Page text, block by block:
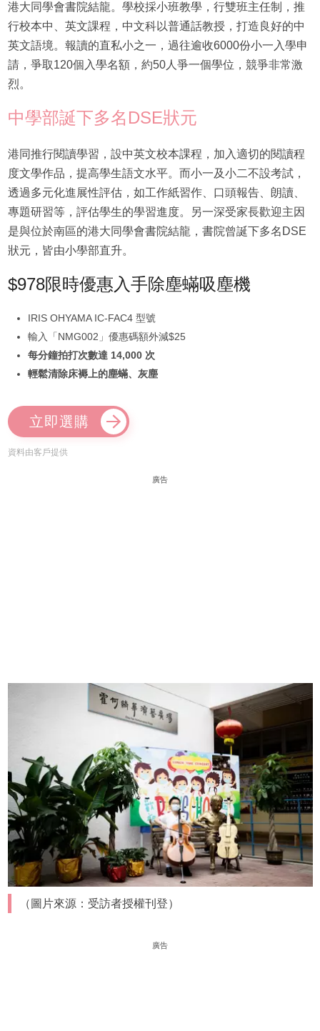
港大同學會書院結龍。學校採小班教學，行雙班主任制，推
行校本中、英文課程，中文科以普通話教授，打造良好的中
英文語境。報讀的直私小之一，過往逾收6000份小一入學申
請，爭取120個入學名額，約50人爭一個學位，競爭非常激
烈。
中學部誕下多名DSE狀元
港同推行閱讀學習，設中英文校本課程，加入適切的閱讀程
度文學作品，提高學生語文水平。而小一及小二不設考試，
透過多元化進展性評估，如工作紙習作、口頭報告、朗讀、
專題研習等，評估學生的學習進度。另一深受家長歡迎主因
是與位於南區的港大同學會書院結龍，書院曾誕下多名DSE
狀元，皆由小學部直升。
$978限時優惠入手除塵蟎吸塵機
IRIS OHYAMA IC-FAC4 型號
輸入「NMG002」優惠碼額外減$25
每分鐘拍打次數達 14,000 次
輕鬆清除床褥上的塵蟎、灰塵
立即選購
資料由客戶提供
廣告
（圖片來源：受訪者授權刊登）
廣告